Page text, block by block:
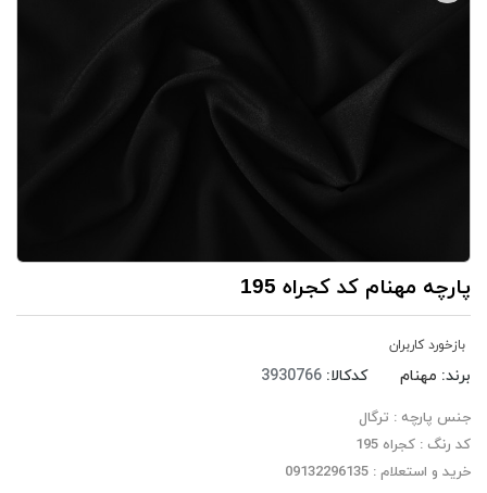
پارچه مهنام کد کجراه 195
بازخورد کاربران
برند: مهنام کدکالا:
جنس پارچه : ترگال
کد رنگ : کجراه 195
خرید و استعلام : 09132296135